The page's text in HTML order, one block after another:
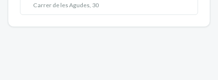
Carrer de les Agudes, 30